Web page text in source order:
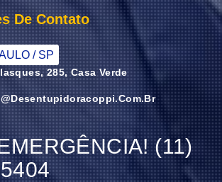
De Contato
/ SP
285, Casa Verde
(11)